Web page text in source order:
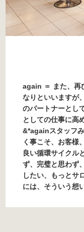
again ＝ また、再
なりといいますが
のパートナーとし
としての仕事に高
&*againスタッフ
く事こそ、お客様
良い循環サイクル
ず、完璧と思わず
したい、もっとサ
には、そういう想